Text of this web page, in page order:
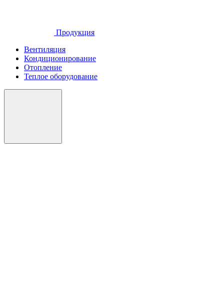
Продукция
Вентиляция
Кондиционирование
Отопление
Теплое оборудование